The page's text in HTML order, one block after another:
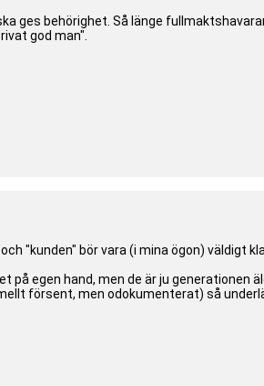
ges behörighet. Så länge
god man".
"kunden" bör vara (i mina ögon)
egen hand, men de är ju generationen
försent, men odokumenterat) så